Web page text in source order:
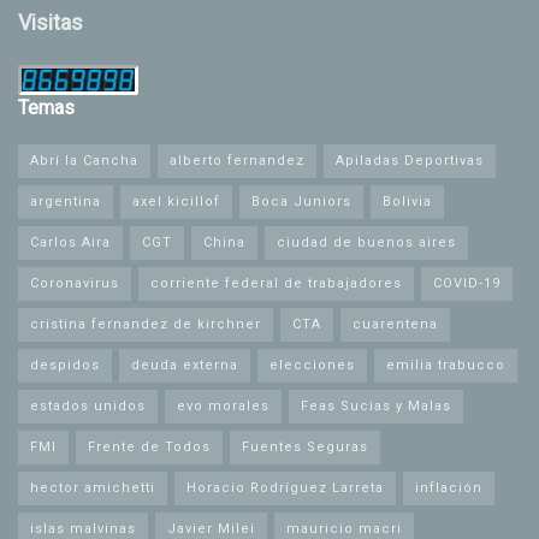
Visitas
Temas
Abrí la Cancha alberto fernandez Apiladas Deportivas
argentina axel kicillof Boca Juniors Bolivia
Carlos Aira CGT China ciudad de buenos aires
Coronavirus corriente federal de trabajadores COVID-19
cristina fernandez de kirchner CTA cuarentena
despidos deuda externa elecciones emilia trabucco
estados unidos evo morales Feas Sucias y Malas
FMI Frente de Todos Fuentes Seguras
hector amichetti Horacio Rodríguez Larreta inflación
islas malvinas Javier Milei mauricio macri